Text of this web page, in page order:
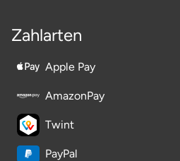
Zahlarten
Apple Pay
AmazonPay
Twint
PayPal